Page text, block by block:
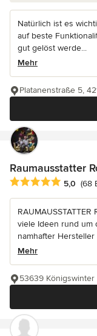
Natürlich ist es
auf beste
gut gelöst werde...
Mehr
Platanenstraße 5,
Raumausstatter
Durchschnittliche
5,0 (68
viele Ideen rund um
namhafter Hersteller
Mehr
53639 Königswinter